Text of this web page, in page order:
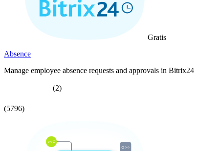
Gratis
Absence
Manage employee absence requests and approvals in Bitrix24
(2)
(5796)